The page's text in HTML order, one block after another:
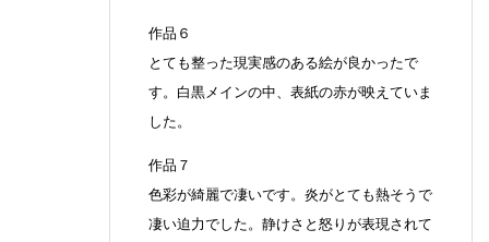
作品６
とても整った現実感のある絵が良かったで
す。白黒メインの中、表紙の赤が映えていま
した。
作品７
色彩が綺麗で凄いです。炎がとても熱そうで
凄い迫力でした。静けさと怒りが表現されて